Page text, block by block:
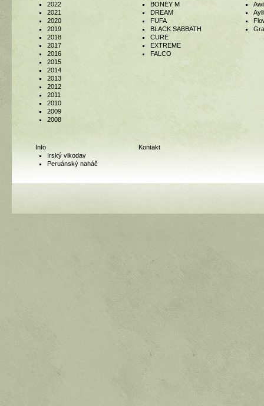
2022
2021
2020
2019
2018
2017
2016
2015
2014
2013
2012
2011
2010
2009
2008
BONEY M
DREAM
FUFA
BLACK SABBATH
CURE
EXTREME
FALCO
Info
Irský vlkodav
Peruánský naháč
Kontakt